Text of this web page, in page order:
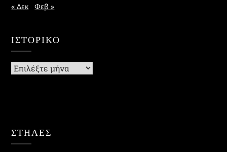
« Δεκ
Φεβ »
ΙΣΤΟΡΙΚΌ
Ιστορικό
ΣΤΗΛΕΣ